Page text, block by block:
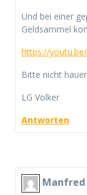
Und bei einer
Geldsammel
https://
Bitte nicht
LG Volker
Antworten
Manfred